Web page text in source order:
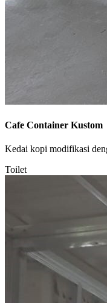
Cafe Container Kustom
Kedai kopi modifikasi
Toilet